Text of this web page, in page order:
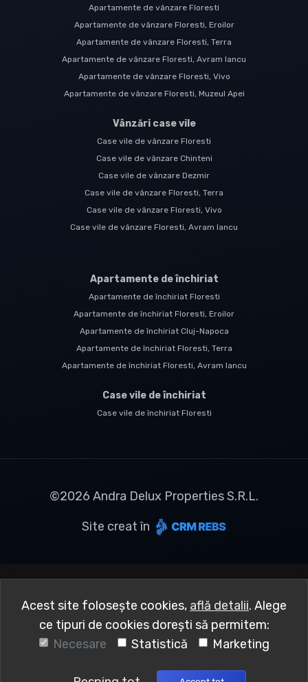
Apartamente de vânzare Floresti
Apartamente de vânzare Floresti, Eroilor
Apartamente de vânzare Floresti, Terra
Apartamente de vânzare Floresti, Avram Iancu
Apartamente de vânzare Floresti, Vivo
Apartamente de vânzare Floresti, Muzeul Apei
Vânzări case vile
Case vile de vânzare Floresti
Case vile de vânzare Chinteni
Case vile de vânzare Dezmir
Case vile de vânzare Floresti, Terra
Case vile de vânzare Floresti, Vivo
Case vile de vânzare Floresti, Avram Iancu
Apartamente de închiriat
Apartamente de închiriat Floresti
Apartamente de închiriat Floresti, Eroilor
Apartamente de închiriat Cluj-Napoca
Apartamente de închiriat Floresti, Terra
Apartamente de închiriat Floresti, Avram Iancu
Case vile de închiriat
Case vile de închiriat Floresti
©2026 Andra Delux Properties S.R.L.
Site creat în
Acest site folosește cookies, află detalii. Alege
ce tipuri de cookies dorești să permitem:
Necesare
Statistică Marketing